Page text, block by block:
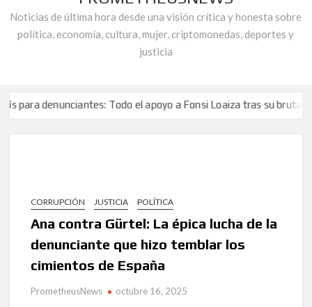
Noticias de última hora desde una visión crítica y honesta sobre
política, economía, cultura, mujer, criptomonedas, deportes y
justicia
Todo el apoyo a Fonsi Loaiza tras su brutal agresión
de auxilio de Robert Martínez, activista de la «plataforma de
reprueba la «doble vara de medir que la cúpula de UGT
CORRUPCIÓN JUSTICIA POLÍTICA
Ana contra Gürtel: La épica lucha de la
denunciante que hizo temblar los
cimientos de España
PrometheusNews octubre 16, 2025